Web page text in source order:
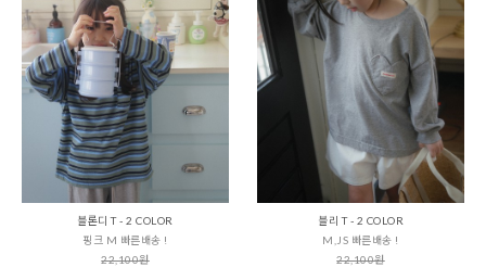
블론디 T - 2 COLOR
핑크 M 빠른배송 !
22,100원
블리 T - 2 COLOR
M,JS 빠른배송 !
22,100원